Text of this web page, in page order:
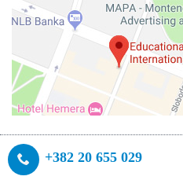
+382 20 655 029